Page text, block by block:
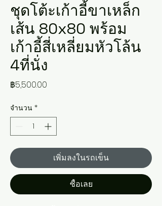
ชุดโต้ะเก้าอี้ขาเหล็ก
เส้น 80x80 พร้อม
เก้าอี้สี่เหลี่ยมหัวโล้น
4ที่นั่ง
฿5,500.00
จำนวน *
เพิ่มลงในรถเข็น
ซื้อเลย